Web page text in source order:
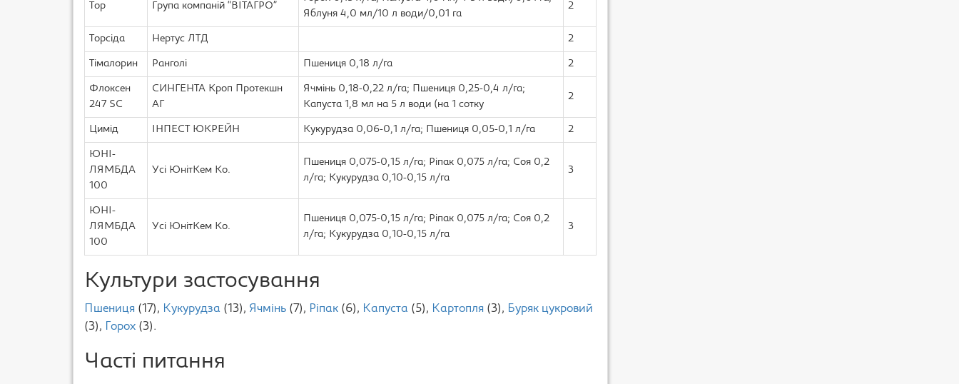
Тор Група компаній “ВІТАГРО”
Яблуня 4,0 мл/10 л води/0,01 га
2
Торсіда Нертус ЛТД 2
Тімалорин Ранголі Пшениця 0,18 л/га 2
Флоксен
247 SC
СИНГЕНТА Кроп Протекшн
АГ
Ячмінь 0,18-0,22 л/га; Пшениця 0,25-0,4 л/га;
Капуста 1,8 мл на 5 л води (на 1 сотку
2
Цимід ІНПЕСТ ЮКРЕЙН Кукурудза 0,06-0,1 л/га; Пшениця 0,05-0,1 л/га 2
ЮНІ-
ЛЯМБДА
100
Усі ЮнітКем Ко.
Пшениця 0,075-0,15 л/га; Ріпак 0,075 л/га; Соя 0,2
л/га; Кукурудза 0,10-0,15 л/га
3
ЮНІ-
ЛЯМБДА
100
Усі ЮнітКем Ко.
Пшениця 0,075-0,15 л/га; Ріпак 0,075 л/га; Соя 0,2
л/га; Кукурудза 0,10-0,15 л/га
3
Культури застосування
Пшениця (17), Кукурудза (13), Ячмінь (7), Ріпак (6), Капуста (5), Картопля (3), Буряк цукровий
(3),
Горох (3).
Часті питання